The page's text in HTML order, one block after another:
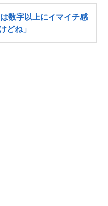
数字以上にイマイチ感
どね」